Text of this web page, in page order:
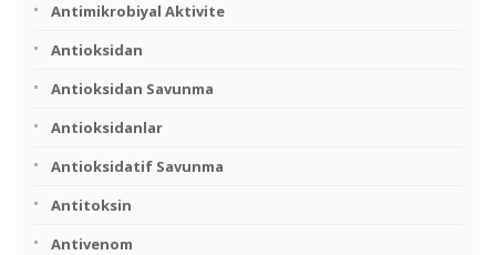
Antimikrobiyal Aktivite
Antioksidan
Antioksidan Savunma
Antioksidanlar
Antioksidatif Savunma
Antitoksin
Antivenom